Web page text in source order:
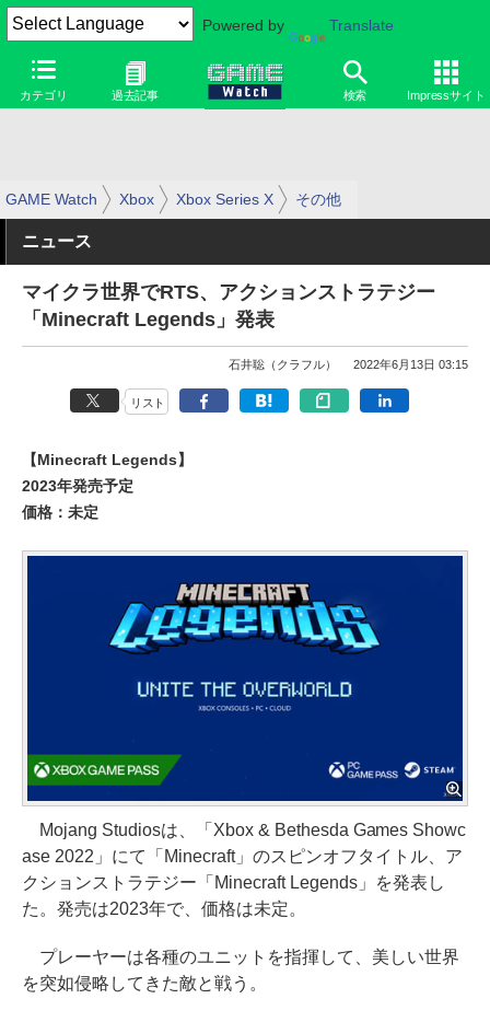
Powered by Translate
カテゴリ 過去記事 検索 Impressサイト
GAME Watch Xbox Xbox Series X その他
ニュース
マイクラ世界でRTS、アクションストラテジー
「Minecraft Legends」発表
石井聡（クラフル） 2022年6月13日 03:15
リスト
【Minecraft Legends】
2023年発売予定
価格：未定
Mojang Studiosは、「Xbox & Bethesda Games Showc
ase 2022」にて「Minecraft」のスピンオフタイトル、ア
クションストラテジー「Minecraft Legends」を発表し
た。発売は2023年で、価格は未定。
プレーヤーは各種のユニットを指揮して、美しい世界
を突如侵略してきた敵と戦う。